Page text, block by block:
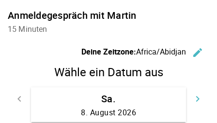
Anmeldegespräch mit Martin
15 Minuten
Deine Zeitzone:Africa/Abidjan edit
Wähle ein Datum aus
keyboard_arrow_left keyboard_arrow_right
Sa.
8. August 2026